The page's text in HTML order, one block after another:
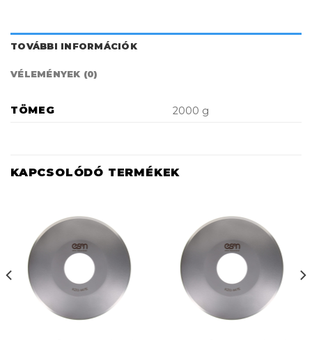
TOVÁBBI INFORMÁCIÓK
VÉLEMÉNYEK (0)
TÖMEG 2000 g
KAPCSOLÓDÓ TERMÉKEK